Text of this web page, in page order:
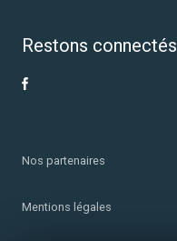
Restons connectés
Nos partenaires
Mentions légales